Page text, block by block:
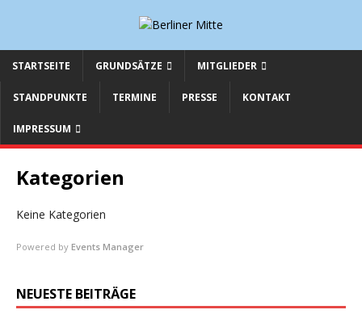
STARTSEITE GRUNDSÄTZE MITGLIEDER
STANDPUNKTE TERMINE PRESSE KONTAKT
IMPRESSUM
Kategorien
Keine Kategorien
Powered by Events Manager
NEUESTE BEITRÄGE